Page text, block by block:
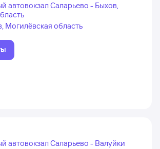
автовокзал Саларьево - Быхов,
Могилёвская область
автовокзал Саларьево - Валуйки